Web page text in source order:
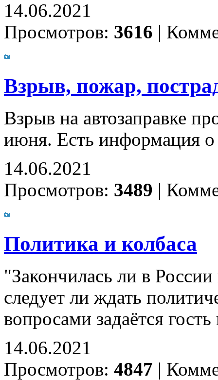
14.06.2021
Просмотров: 3616 |
Взрыв, пожар,
Взрыв на автозаправке
июня. Есть информация
14.06.2021
Просмотров: 3489 |
Политика и колбаса
"Закончилась ли в
следует ли ждать
вопросами задаётся
14.06.2021
Просмотров: 4847 |